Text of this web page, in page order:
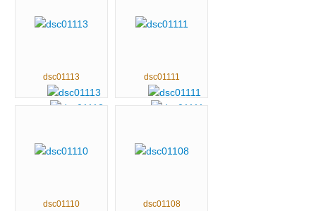
dsc01113 dsc01111
dsc01110 dsc01108